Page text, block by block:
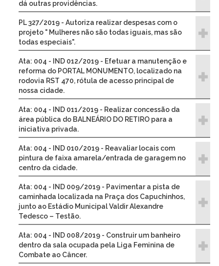
dá outras providências.
PL 327/2019 - Autoriza realizar despesas com o
projeto " Mulheres não são todas iguais, mas são
todas especiais".
Ata: 004 - IND 012/2019 - Efetuar a manutenção e
reforma do PORTAL MONUMENTO, localizado na
rodovia RST 470, rótula de acesso principal de
nossa cidade.
Ata: 004 - IND 011/2019 - Realizar concessão da
área pública do BALNEÁRIO DO RETIRO para a
iniciativa privada.
Ata: 004 - IND 010/2019 - Reavaliar locais com
pintura de faixa amarela/entrada de garagem no
centro da cidade.
Ata: 004 - IND 009/2019 - Pavimentar a pista de
caminhada localizada na Praça dos Capuchinhos,
junto ao Estádio Municipal Valdir Alexandre
Tedesco – Testão.
Ata: 004 - IND 008/2019 - Construir um banheiro
dentro da sala ocupada pela Liga Feminina de
Combate ao Câncer.